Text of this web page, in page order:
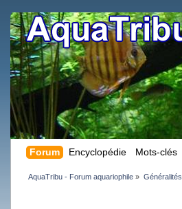
Forum Encyclopédie Mots-clés
AquaTribu - Forum aquariophile » Généralités